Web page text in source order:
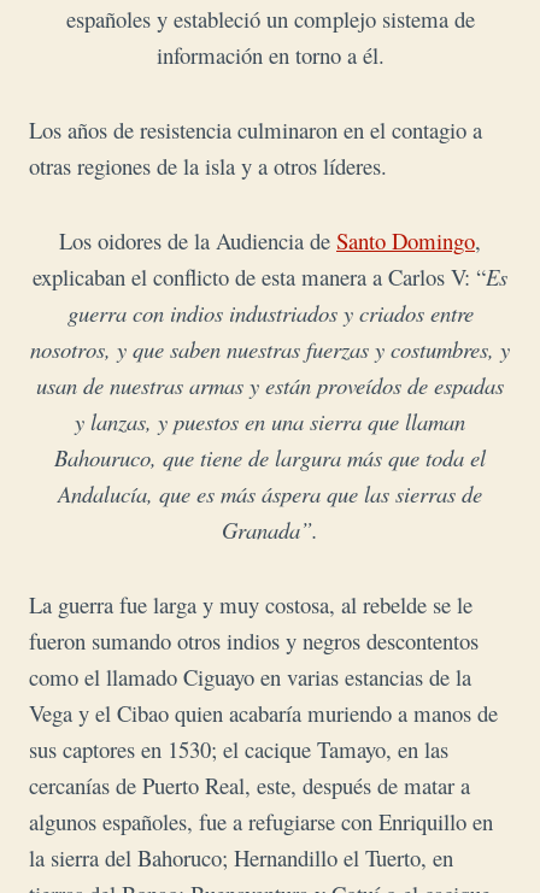
españoles y estableció un complejo sistema de
información en torno a él.
Los años de resistencia culminaron en el contagio a
otras regiones de la isla y a otros líderes.
Los oidores de la Audiencia de Santo Domingo,
explicaban el conflicto de esta manera a Carlos V: “Es
guerra con indios industriados y criados entre
nosotros, y que saben nuestras fuerzas y costumbres, y
usan de nuestras armas y están proveídos de espadas
y lanzas, y puestos en una sierra que llaman
Bahouruco, que tiene de largura más que toda el
Andalucía, que es más áspera que las sierras de
Granada”.
La guerra fue larga y muy costosa, al rebelde se le
fueron sumando otros indios y negros descontentos
como el llamado Ciguayo en varias estancias de la
Vega y el Cibao quien acabaría muriendo a manos de
sus captores en 1530; el cacique Tamayo, en las
cercanías de Puerto Real, este, después de matar a
algunos españoles, fue a refugiarse con Enriquillo en
la sierra del Bahoruco; Hernandillo el Tuerto, en